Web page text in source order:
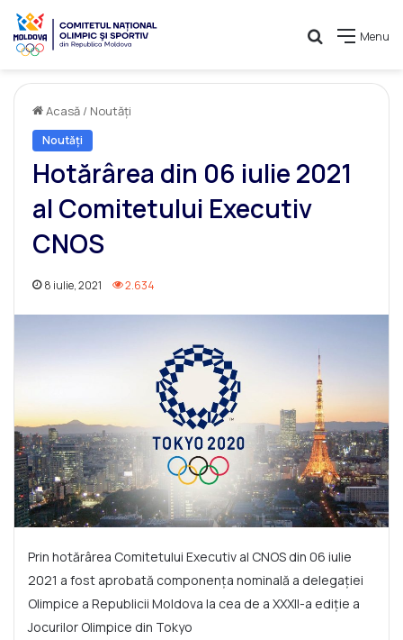
Menu
Caută
Acasă / Noutăți
Noutăți
Hotărârea din 06 iulie 2021
al Comitetului Executiv
CNOS
8 iulie, 2021 2.634
Prin hotărârea Comitetului Executiv al CNOS din 06 iulie
2021 a fost aprobată componența nominală a delegației
Olimpice a Republicii Moldova la cea de a XXXII-a ediție a
Jocurilor Olimpice din Tokyo